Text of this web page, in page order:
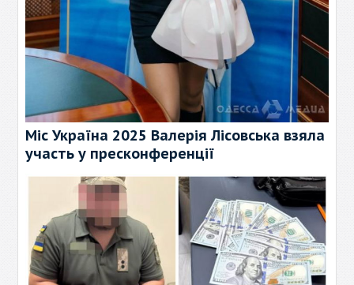
Міс Україна 2025 Валерія Лісовська взяла
участь у пресконференції